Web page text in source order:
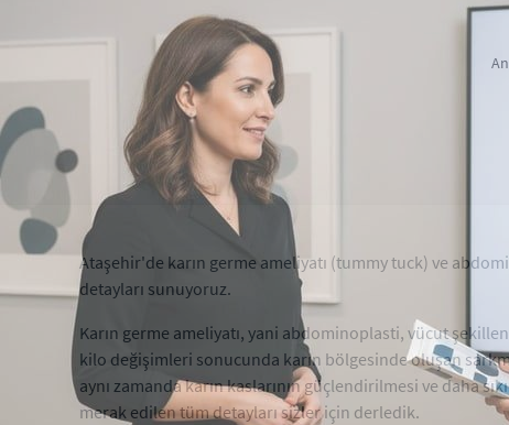
Ataşehir'de karın germe ameliyatı (tummy tuck) ve
detayları sunuyoruz.
Karın germe ameliyatı, yani abdominoplasti, vücut
kilo değişimleri sonucunda karın bölgesinde oluşan
aynı zamanda karın kaslarının güçlendirilmesi ve daha
merak edilen tüm detayları sizler için derledik.